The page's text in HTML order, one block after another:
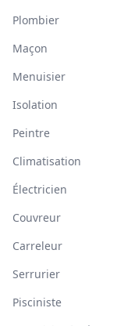
Plombier
Maçon
Menuisier
Isolation
Peintre
Climatisation
Électricien
Couvreur
Carreleur
Serrurier
Pisciniste